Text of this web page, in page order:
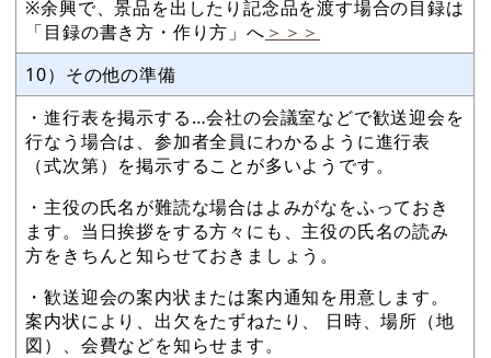
※余興で、景品を出したり記念品を渡す場合の目録は
「目録の書き方・作り方」へ ＞＞＞
10）その他の準備
・進行表を掲示する…会社の会議室などで歓送迎会を
行なう場合は、参加者全員にわかるように進行表
（式次第）を掲示することが多いようです。
・主役の氏名が難読な場合はよみがなをふっておき
ます。当日挨拶をする方々にも、主役の氏名の読み
方をきちんと知らせておきましょう。
・歓送迎会の案内状または案内通知を用意します。
案内状により、出欠をたずねたり、 日時、場所（地
図）、会費などを知らせます。